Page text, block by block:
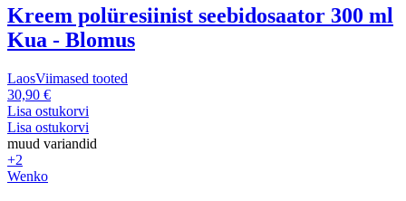
Kreem polüresiinist seebidosaator 300 ml
Kua - Blomus
LaosViimased tooted
30,90 €
Lisa ostukorvi
Lisa ostukorvi
muud variandid
+2
Wenko